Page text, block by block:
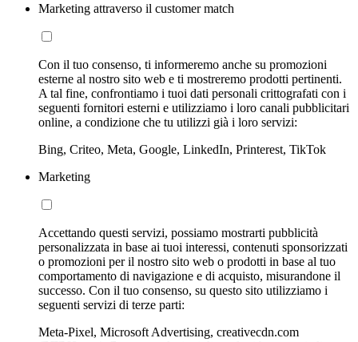
Marketing attraverso il customer match
Con il tuo consenso, ti informeremo anche su promozioni
esterne al nostro sito web e ti mostreremo prodotti pertinenti.
A tal fine, confrontiamo i tuoi dati personali crittografati con i
seguenti fornitori esterni e utilizziamo i loro canali pubblicitari
online, a condizione che tu utilizzi già i loro servizi:
Bing, Criteo, Meta, Google, LinkedIn, Printerest, TikTok
Marketing
Accettando questi servizi, possiamo mostrarti pubblicità
personalizzata in base ai tuoi interessi, contenuti sponsorizzati
o promozioni per il nostro sito web o prodotti in base al tuo
comportamento di navigazione e di acquisto, misurandone il
successo. Con il tuo consenso, su questo sito utilizziamo i
seguenti servizi di terze parti:
Meta-Pixel, Microsoft Advertising, creativecdn.com